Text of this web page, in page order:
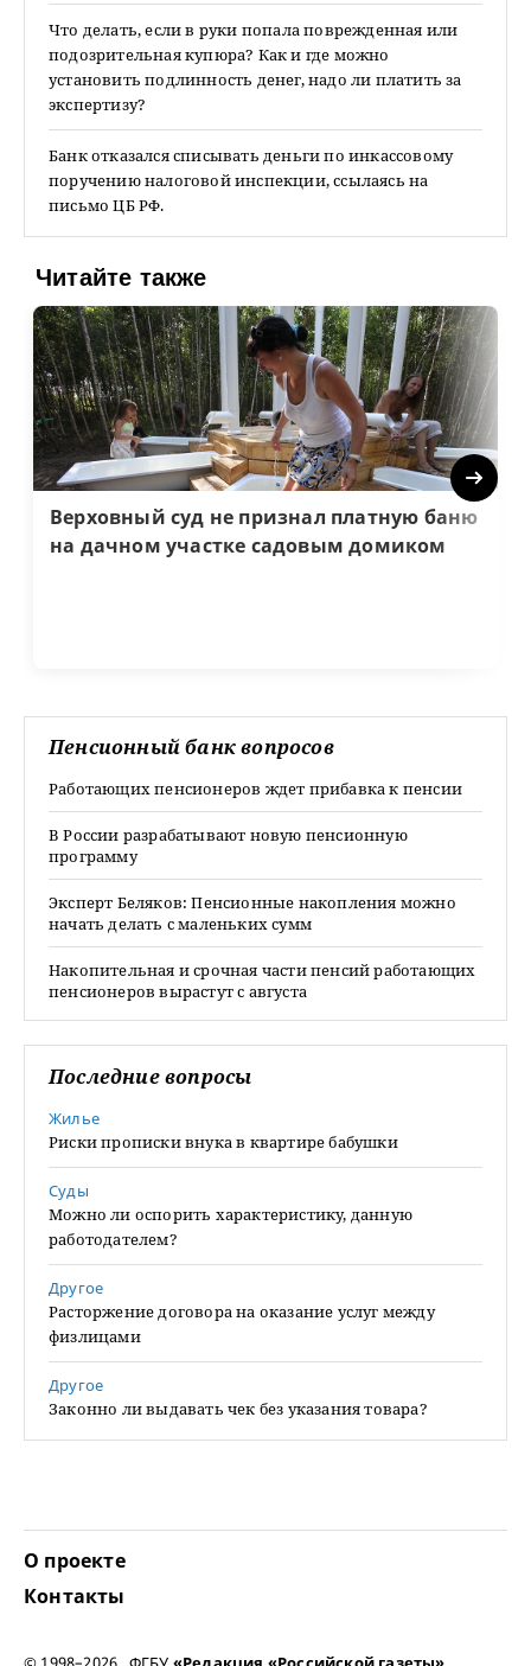
Что делать, если в руки попала поврежденная или
подозрительная купюра? Как и где можно
установить подлинность денег, надо ли платить за
экспертизу?
Банк отказался списывать деньги по инкассовому
поручению налоговой инспекции, ссылаясь на
письмо ЦБ РФ.
Читайте также
Верховный суд не признал платную баню
на дачном участке садовым домиком
Next
Пенсионный банк вопросов
Работающих пенсионеров ждет прибавка к пенсии
В России разрабатывают новую пенсионную
программу
Эксперт Беляков: Пенсионные накопления можно
начать делать с маленьких сумм
Накопительная и срочная части пенсий работающих
пенсионеров вырастут с августа
Последние вопросы
Жилье
Риски прописки внука в квартире бабушки
Суды
Можно ли оспорить характеристику, данную
работодателем?
Другое
Расторжение договора на оказание услуг между
физлицами
Другое
Законно ли выдавать чек без указания товара?
О проекте
Контакты